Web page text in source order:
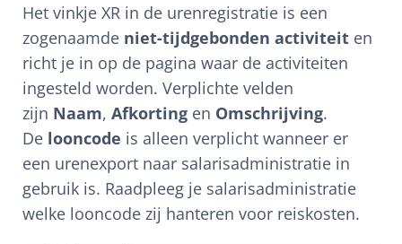
Het vinkje XR in de urenregistratie is een
zogenaamde niet-tijdgebonden activiteit en
richt je in op de pagina waar de activiteiten
ingesteld worden. Verplichte velden
zijn Naam, Afkorting en Omschrijving.
De looncode is alleen verplicht wanneer er
een urenexport naar salarisadministratie in
gebruik is. Raadpleeg je salarisadministratie
welke looncode zij hanteren voor reiskosten.